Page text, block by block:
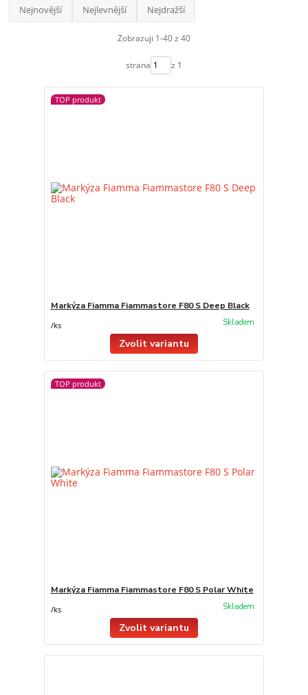
Nejnovější Nejlevnější Nejdražší
Zobrazuji 1-40 z 40
strana z 1
TOP produkt
Markýza Fiamma Fiammastore F80 S Deep Black
/ks Skladem
Zvolit variantu
TOP produkt
Markýza Fiamma Fiammastore F80 S Polar White
/ks Skladem
Zvolit variantu